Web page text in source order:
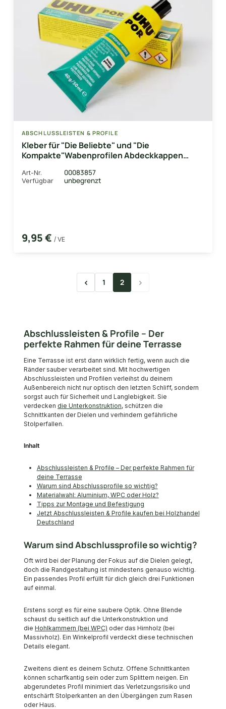
ABSCHLUSSLEISTEN & PROFILE
Kleber für "Die Beliebte" und "Die
Kompakte"Wabenprofilen Abdeckkappen
Art-Nr. 00083857
Verfügbar unbegrenzt
9,95 € / VE
Seite
1 Seite
2
Abschlussleisten & Profile – Der
perfekte Rahmen für deine Terrasse
Eine Terrasse ist erst dann wirklich fertig, wenn auch die
Ränder sauber verarbeitet sind. Mit hochwertigen
Abschlussleisten und Profilen verleihst du deinem
Außenbereich nicht nur optisch den letzten Schliff, sondern
sorgst auch für Sicherheit und Langlebigkeit. Sie
verdecken die Unterkonstruktion, schützen die
Schnittkanten der Dielen und verhindern gefährliche
Stolperfallen.
Inhalt
Abschlussleisten & Profile – Der perfekte Rahmen für
deine Terrasse
Warum sind Abschlussprofile so wichtig?
Materialwahl: Aluminium, WPC oder Holz?
Tipps zur Montage und Befestigung
Jetzt Abschlussleisten & Profile kaufen bei Holzhandel
Deutschland
Warum sind Abschlussprofile so wichtig?
Oft wird bei der Planung der Fokus auf die Dielen gelegt,
doch die Randgestaltung ist mindestens genauso wichtig.
Ein passendes Profil erfüllt für dich gleich drei Funktionen
auf einmal.
Erstens sorgt es für eine saubere Optik. Ohne Blende
schaust du seitlich auf die Unterkonstruktion und
die Hohlkammern (bei WPC) oder das Hirnholz (bei
Massivholz). Ein Winkelprofil verdeckt diese technischen
Details elegant.
Zweitens dient es deinem Schutz. Offene Schnittkanten
können scharfkantig sein oder zum Splittern neigen. Ein
abgerundetes Profil minimiert das Verletzungsrisiko und
entschärft Stolperkanten an den Übergängen zum Rasen
oder Haus.